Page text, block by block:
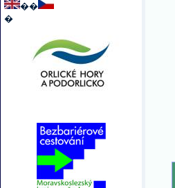
��
�